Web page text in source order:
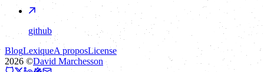
github
BlogLexiqueA proposLicense
2026 ©David Marchesson